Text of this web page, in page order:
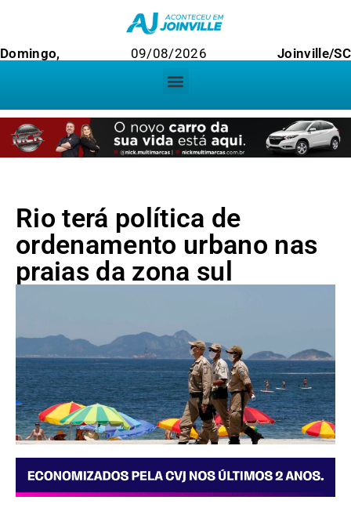
Domingo, 09/08/2026 Joinville/SC
Rio terá política de
ordenamento urbano nas
praias da zona sul